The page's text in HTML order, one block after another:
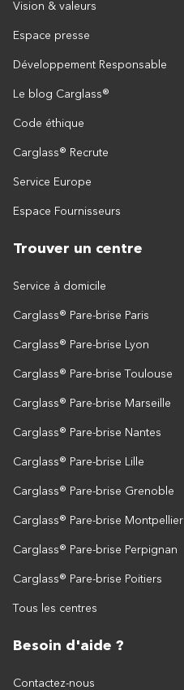
Vision & valeurs
Espace presse
Développement Responsable
Le blog Carglass®
Code éthique
Carglass® Recrute
Service Europe
Espace Fournisseurs
Trouver un centre
Service à domicile
Carglass® Pare-brise Paris
Carglass® Pare-brise Lyon
Carglass® Pare-brise Toulouse
Carglass® Pare-brise Marseille
Carglass® Pare-brise Nantes
Carglass® Pare-brise Lille
Carglass® Pare-brise Grenoble
Carglass® Pare-brise Montpellier
Carglass® Pare-brise Perpignan
Carglass® Pare-brise Poitiers
Tous les centres
Besoin d'aide ?
Contactez-nous